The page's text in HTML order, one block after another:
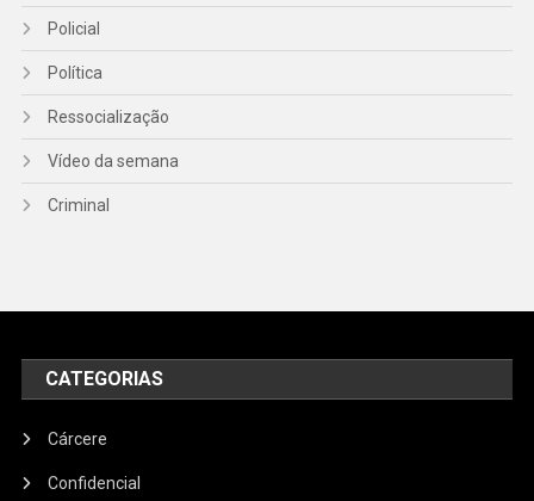
Policial
Política
Ressocialização
Vídeo da semana
Criminal
CATEGORIAS
Cárcere
Confidencial